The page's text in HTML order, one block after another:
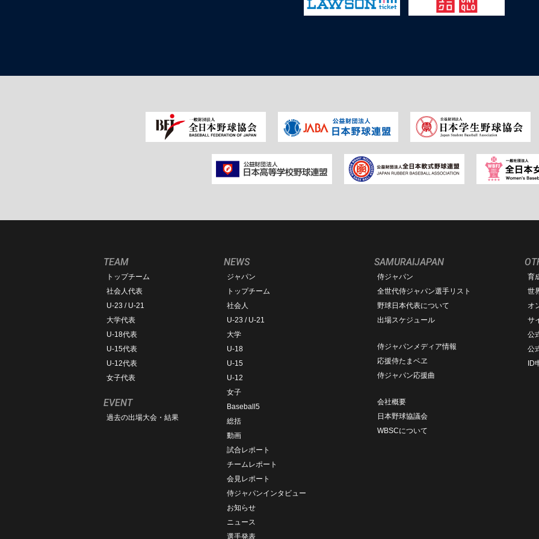
TEAM
トップチーム
社会人代表
U-23 / U-21
大学代表
U-18代表
U-15代表
U-12代表
女子代表
EVENT
過去の出場大会・結果
NEWS
ジャパン
トップチーム
社会人
U-23 / U-21
大学
U-18
U-15
U-12
女子
Baseball5
総括
動画
試合レポート
チームレポート
会見レポート
侍ジャパンインタビュー
お知らせ
ニュース
選手発表
SAMURAIJAPAN
侍ジャパン
全世代侍ジャパン選手リスト
野球日本代表について
出場スケジュール
侍ジャパンメディア情報
応援侍たまベヱ
侍ジャパン応援曲
会社概要
日本野球協議会
WBSCについて
育
世
オ
サ
公
公
ID